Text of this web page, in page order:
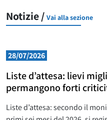
Notizie / Vai alla sezione
28/07/2026
Liste d’attesa: lievi
permangono forti
Liste d’attesa: secondo il